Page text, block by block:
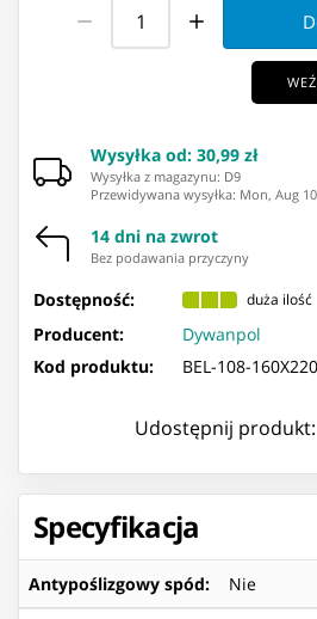
Wysyłka od: 30,99 zł
Wysyłka z magazynu: ⁨D9⁩
Przewidywana wysyłka: Mon, Aug 10
14 dni na zwrot
Bez podawania przyczyny
Dostępność: duża ilość
Producent:
Dywanpol
Kod produktu:
BEL-108-
Udostępnij produkt:
Specyfikacja
Antypoślizgowy spód: Nie